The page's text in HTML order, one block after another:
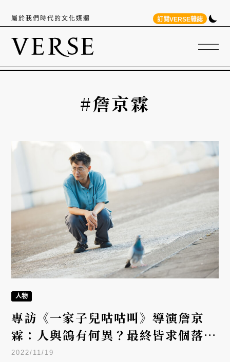
屬於我們時代的文化媒體 訂閱VERSE雜誌
#詹京霖
人物
專訪《一家子兒咕咕叫》導演詹京
霖：人與鴿有何異？最終皆求個落葉
歸根
2022/11/19